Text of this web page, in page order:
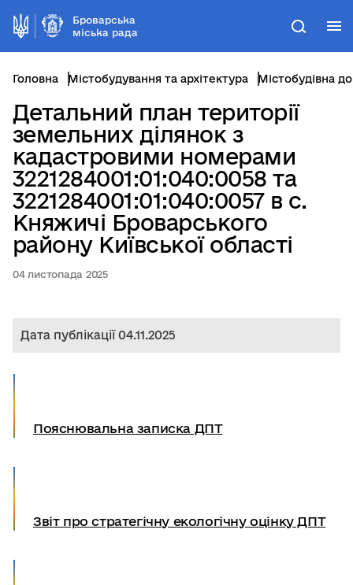
Броварська
міська рада
Пошук
Головна Містобудування та архітектура Містобудівна
Детальний план території
земельних ділянок з
кадастровими номерами
3221284001:01:040:0058 та
3221284001:01:040:0057 в с.
Княжичі Броварського
району Київської області
04 листопада 2025
Дата публікації 04.11.2025
Пояснювальна записка ДПТ
Звіт про стратегічну екологічну оцінку ДПТ